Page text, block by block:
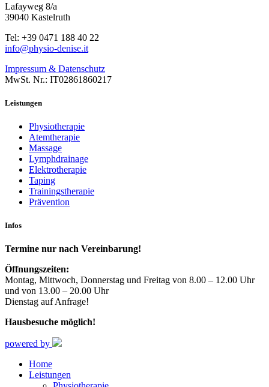
Lafayweg 8/a
39040 Kastelruth
Tel: +39 0471 188 40 22
info@physio-denise.it
Impressum & Datenschutz
MwSt. Nr.: IT02861860217
Leistungen
Physiotherapie
Atemtherapie
Massage
Lymphdrainage
Elektrotherapie
Taping
Trainingstherapie
Prävention
Infos
Termine nur nach Vereinbarung!
Öffnungszeiten:
Montag, Mittwoch, Donnerstag und Freitag von 8.00 – 12.00 Uhr
und von 13.00 – 20.00 Uhr
Dienstag auf Anfrage!
Hausbesuche möglich!
powered by
Home
Leistungen